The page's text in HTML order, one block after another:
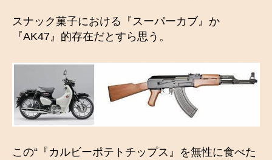
スナック菓子における『スーパーカブ』か
『AK47』的存在だとすら思う。
この“『カルビーポテトチップス』を無性に食べた